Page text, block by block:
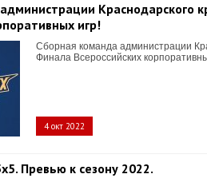
Краснодарского
игр!
Сборная команда администрации
Финала Всероссийских
4 окт 2022
Превью к сезону 2022.